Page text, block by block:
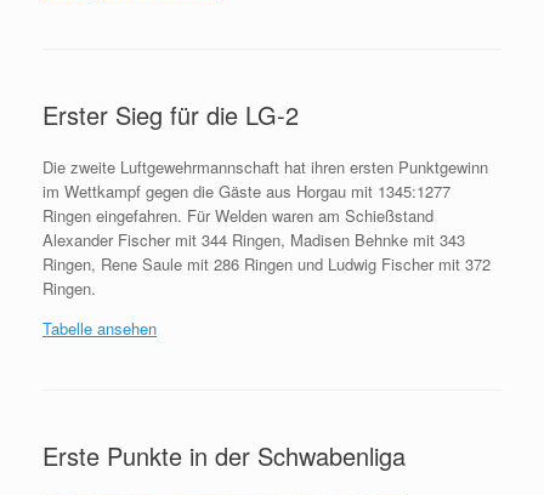
Erster Sieg für die LG-2
Die zweite Luftgewehrmannschaft hat ihren ersten Punktgewinn
im Wettkampf gegen die Gäste aus Horgau mit 1345:1277
Ringen eingefahren. Für Welden waren am Schießstand
Alexander Fischer mit 344 Ringen, Madisen Behnke mit 343
Ringen, Rene Saule mit 286 Ringen und Ludwig Fischer mit 372
Ringen.
Tabelle ansehen
Erste Punkte in der Schwabenliga